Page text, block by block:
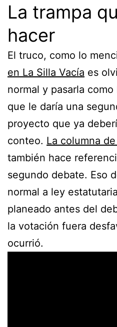
La trampa
hacer
El truco, como lo
en La Silla Vacía es
normal y pasarla
que le daría una
proyecto que ya
conteo. La columna
también hace
segundo debate. Eso
normal a ley
planeado antes del
la votación fuera
ocurrió.